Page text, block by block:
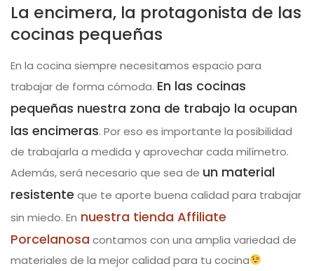
La encimera, la protagonista de las
cocinas pequeñas
En la cocina siempre necesitamos espacio para
trabajar de forma cómoda. En las cocinas
pequeñas nuestra zona de trabajo la ocupan
las encimeras. Por eso es importante la posibilidad
de trabajarla a medida y aprovechar cada milímetro.
Además, será necesario que sea de un material
resistente que te aporte buena calidad para trabajar
sin miedo. En nuestra tienda Affiliate
Porcelanosa contamos con una amplia variedad de
materiales de la mejor calidad para tu cocina